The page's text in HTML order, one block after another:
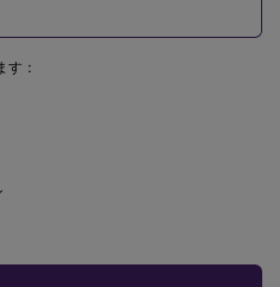
す：